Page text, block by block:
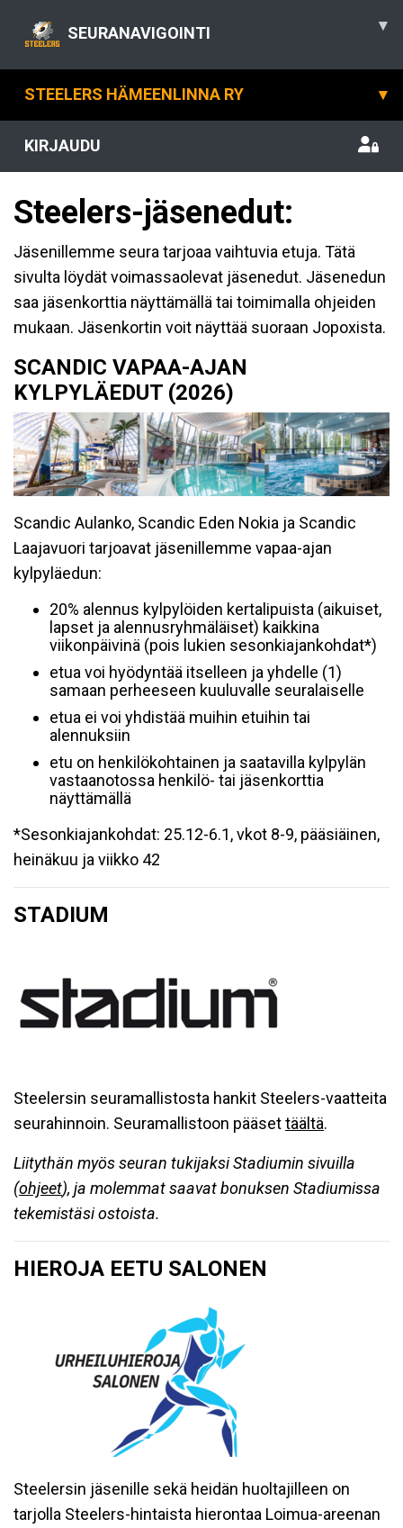
SEURANAVIGOINTI ▾
STEELERS HÄMEENLINNA RY ▾
KIRJAUDU
Steelers-jäsenedut:
Jäsenillemme seura tarjoaa vaihtuvia etuja. Tätä
sivulta löydät voimassaolevat jäsenedut. Jäsenedun
saa jäsenkorttia näyttämällä tai toimimalla ohjeiden
mukaan. Jäsenkortin voit näyttää suoraan Jopoxista.
SCANDIC VAPAA-AJAN
KYLPYLÄEDUT (2026)
Scandic Aulanko, Scandic Eden Nokia ja Scandic
Laajavuori tarjoavat jäsenillemme vapaa-ajan
kylpyläedun:
20% alennus kylpylöiden kertalipuista (aikuiset,
lapset ja alennusryhmäläiset) kaikkina
viikonpäivinä (pois lukien sesonkiajankohdat*)
etua voi hyödyntää itselleen ja yhdelle (1)
samaan perheeseen kuuluvalle seuralaiselle
etua ei voi yhdistää muihin etuihin tai
alennuksiin
etu on henkilökohtainen ja saatavilla kylpylän
vastaanotossa henkilö- tai jäsenkorttia
näyttämällä
*Sesonkiajankohdat: 25.12-6.1, vkot 8-9, pääsiäinen,
heinäkuu ja viikko 42
STADIUM
Steelersin seuramallistosta hankit Steelers-vaatteita
seurahinnoin. Seuramallistoon pääsettäältä.
Liitythän myös seuran tukijaksi Stadiumin sivuilla
(ohjeet), ja molemmat saavat bonuksen Stadiumissa
tekemistäsi ostoista.
HIEROJA EETU SALONEN
Steelersin jäsenille sekä heidän huoltajilleen on
tarjolla Steelers-hintaista hierontaa Loimua-areenan